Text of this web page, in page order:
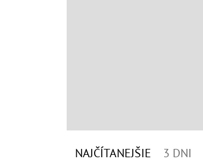
NAJČÍTANEJŠIE 3 DNI